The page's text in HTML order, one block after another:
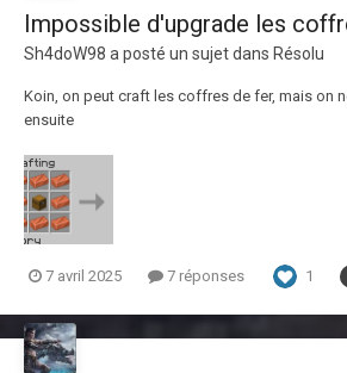
Impossible d'upgrade les
Sh4doW98 a posté un sujet dans Résolu
Koin, on peut craft les coffres de fer, mais on
ensuite
7 avril 2025 7 réponses 1